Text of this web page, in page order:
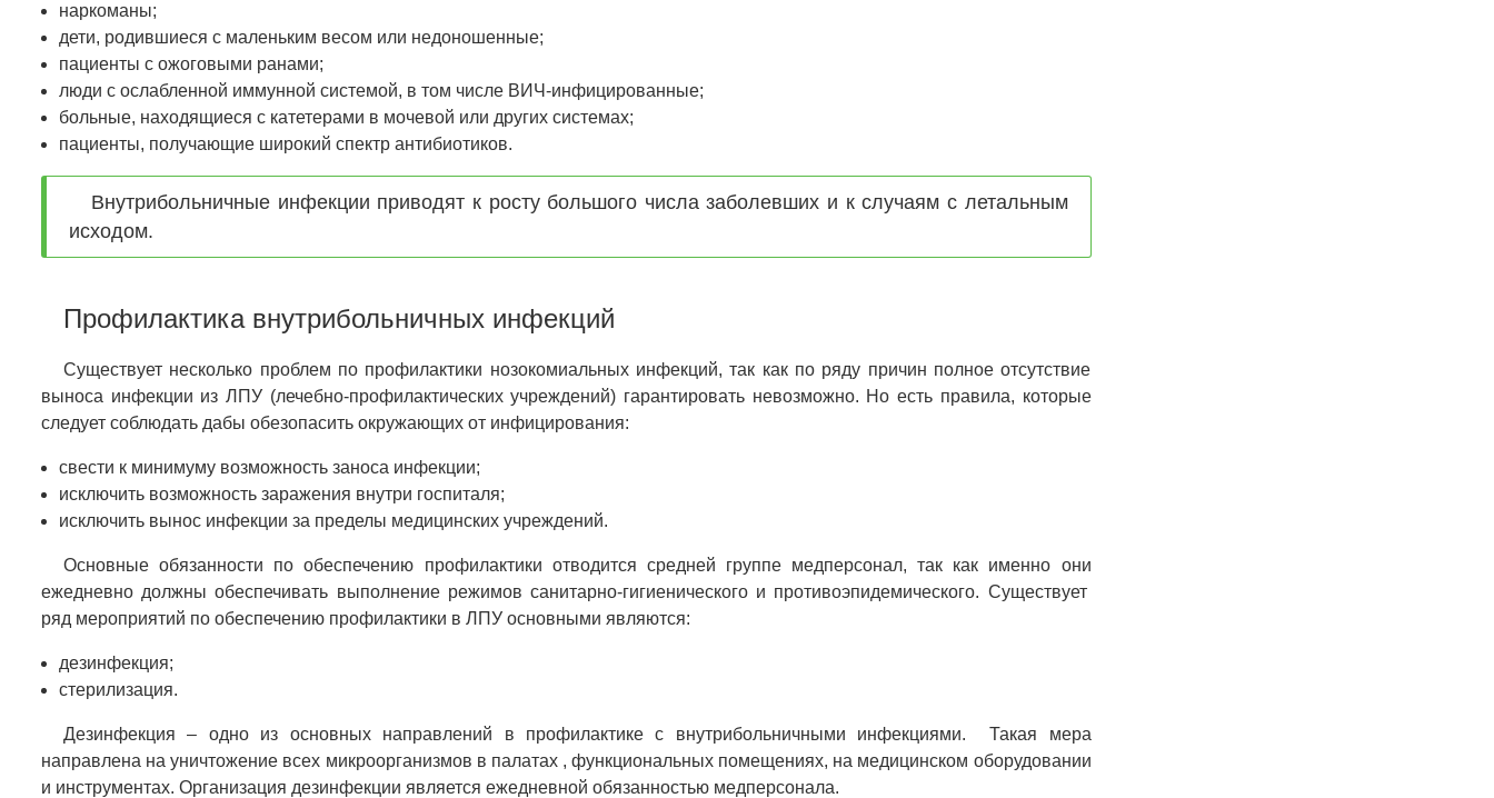
наркоманы;
дети, родившиеся с маленьким весом или недоношенные;
пациенты с ожоговыми ранами;
люди с ослабленной иммунной системой, в том числе ВИЧ-инфицированные;
больные, находящиеся с катетерами в мочевой или других системах;
пациенты, получающие широкий спектр антибиотиков.
Внутрибольничные инфекции приводят к росту большого числа заболевших и к случаям с летальным
исходом.
Профилактика внутрибольничных инфекций
Существует несколько проблем по профилактики нозокомиальных инфекций, так как по ряду причин полное отсутствие
выноса инфекции из ЛПУ (лечебно-профилактических учреждений) гарантировать невозможно. Но есть правила, которые
следует соблюдать дабы обезопасить окружающих от инфицирования:
свести к минимуму возможность заноса инфекции;
исключить возможность заражения внутри госпиталя;
исключить вынос инфекции за пределы медицинских учреждений.
Основные обязанности по обеспечению профилактики отводится средней группе медперсонал, так как именно они
ежедневно должны обеспечивать выполнение режимов санитарно-гигиенического и противоэпидемического. Существует
ряд мероприятий по обеспечению профилактики в ЛПУ основными являются:
дезинфекция;
стерилизация.
Дезинфекция – одно из основных направлений в профилактике с внутрибольничными инфекциями. Такая мера
направлена на уничтожение всех микроорганизмов в палатах , функциональных помещениях, на медицинском оборудовании
и инструментах. Организация дезинфекции является ежедневной обязанностью медперсонала.